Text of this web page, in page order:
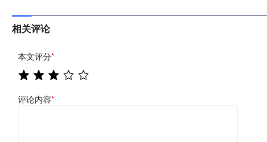
相关评论
本文评分*
评论内容*